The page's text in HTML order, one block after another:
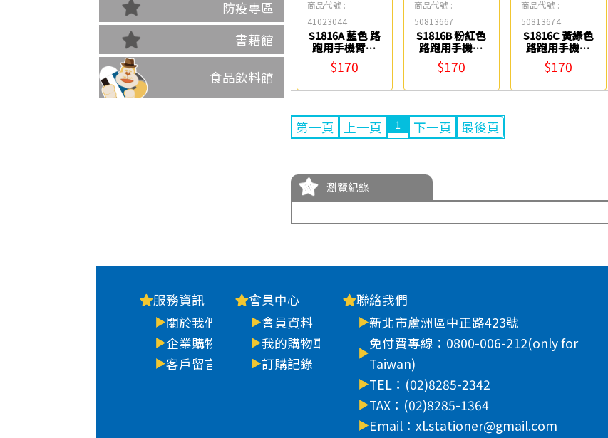
防疫專區
書藉館
食品飲料館
商品代號 :
41023044
S1816A 藍色 路
跑用手機臂袋
Success成功
$170
商品代號 :
50813667
S1816B 粉紅色
路跑用手機臂
袋 Success成功
$170
商品代號 :
50813674
S1816C 黃綠色
路跑用手機臂
袋 Success成功
$170
第一頁 上一頁 1 下一頁 最後頁
瀏覽紀錄
服務資訊
關於我們
企業購物
客戶留言
會員中心
會員資料
我的購物車
訂購記錄
聯絡我們
新北市蘆洲區中正路423號
免付費專線：0800-006-212(only for
Taiwan)
TEL：(02)8285-2342
TAX：(02)8285-1364
Email：xl.stationer@gmail.com